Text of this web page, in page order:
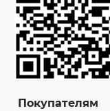
Покупателям